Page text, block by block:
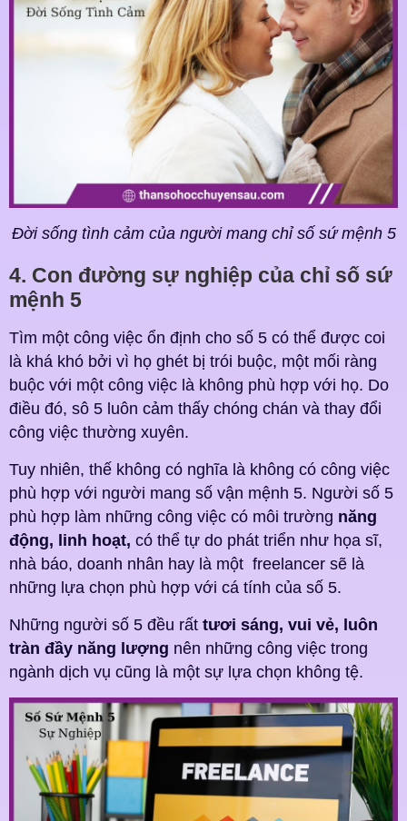
Đời sống tình cảm của người mang chỉ số sứ mệnh 5
4. Con đường sự nghiệp của chỉ số sứ
mệnh 5
Tìm một công việc ổn định cho số 5 có thể được coi
là khá khó bởi vì họ ghét bị trói buộc, một mối ràng
buộc với một công việc là không phù hợp với họ. Do
điều đó, sô 5 luôn cảm thấy chóng chán và thay đổi
công việc thường xuyên.
Tuy nhiên, thế không có nghĩa là không có công việc
phù hợp với người mang số vận mệnh 5. Người số 5
phù hợp làm những công việc có môi trường năng
động, linh hoạt, có thể tự do phát triển như họa sĩ,
nhà báo, doanh nhân hay là một freelancer sẽ là
những lựa chọn phù hợp với cá tính của số 5.
Những người số 5 đều rất tươi sáng, vui vẻ, luôn
tràn đầy năng lượng nên những công việc trong
ngành dịch vụ cũng là một sự lựa chọn không tệ.